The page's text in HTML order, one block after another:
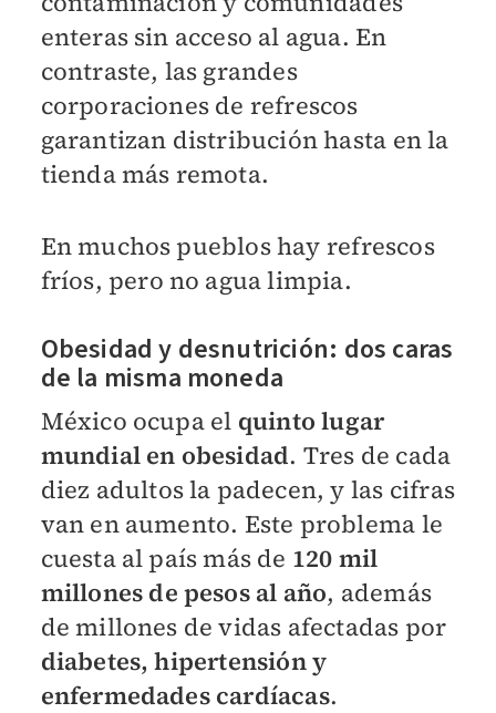
enteras sin acceso al agua. En
contraste, las grandes
corporaciones de refrescos
garantizan distribución hasta en la
tienda más remota.
En muchos pueblos hay refrescos
fríos, pero no agua limpia.
Obesidad y desnutrición: dos caras
de la misma moneda
México ocupa el quinto lugar
mundial en obesidad. Tres de cada
diez adultos la padecen, y las cifras
van en aumento. Este problema le
cuesta al país más de 120 mil
millones de pesos al año, además
de millones de vidas afectadas por
diabetes, hipertensión y
enfermedades cardíacas.